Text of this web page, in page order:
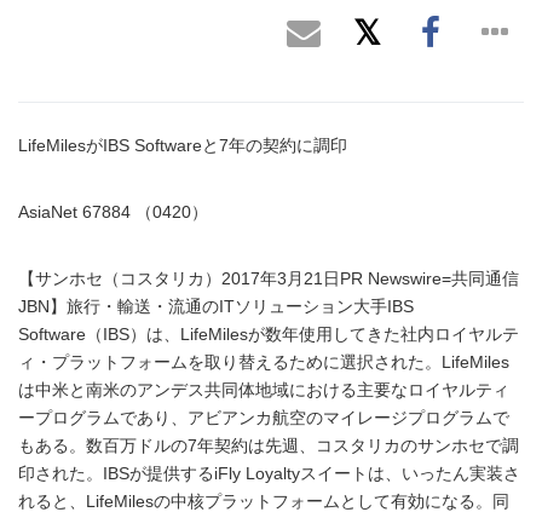
LifeMilesがIBS Softwareと7年の契約に調印
AsiaNet 67884 （0420）
【サンホセ（コスタリカ）2017年3月21日PR Newswire=共同通信
JBN】旅行・輸送・流通のITソリューション大手IBS
Software（IBS）は、LifeMilesが数年使用してきた社内ロイヤルテ
ィ・プラットフォームを取り替えるために選択された。LifeMiles
は中米と南米のアンデス共同体地域における主要なロイヤルティ
ープログラムであり、アビアンカ航空のマイレージプログラムで
もある。数百万ドルの7年契約は先週、コスタリカのサンホセで調
印された。IBSが提供するiFly Loyaltyスイートは、いったん実装さ
れると、LifeMilesの中核プラットフォームとして有効になる。同